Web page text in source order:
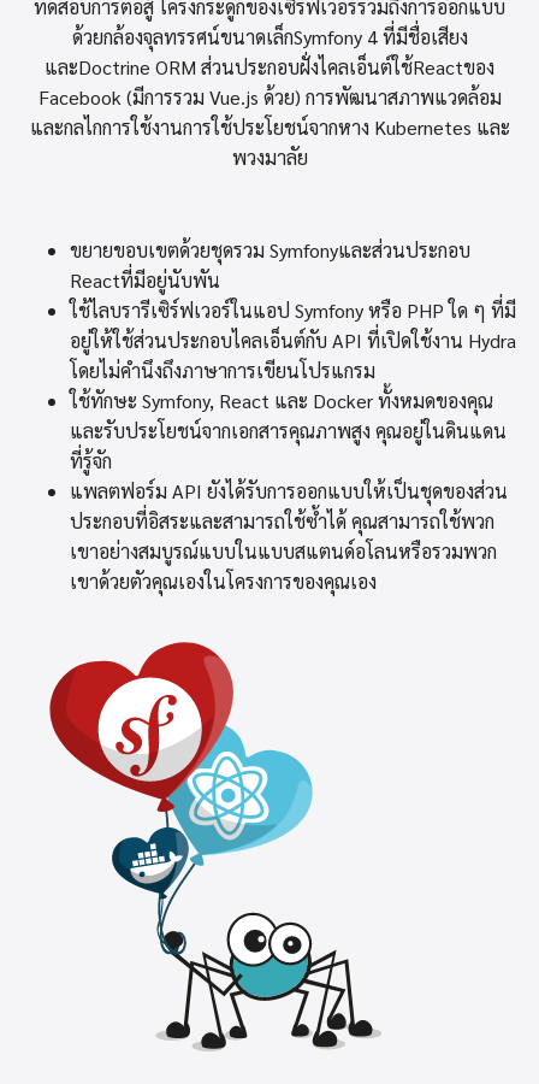
ทดสอบการต่อสู้ โครงกระดูกของเซิร์ฟเวอร์รวมถึงการออกแบบ
ด้วยกล้องจุลทรรศน์ขนาดเล็กSymfony 4 ที่มีชื่อเสียง
และDoctrine ORM ส่วนประกอบฝั่งไคลเอ็นต์ใช้Reactของ
Facebook (มีการรวม Vue.js ด้วย) การพัฒนาสภาพแวดล้อม
และกลไกการใช้งานการใช้ประโยชน์จากหาง Kubernetes และ
พวงมาลัย
ขยายขอบเขตด้วยชุดรวม Symfonyและส่วนประกอบ
Reactที่มีอยู่นับพัน
ใช้ไลบรารีเซิร์ฟเวอร์ในแอป Symfony หรือ PHP ใด ๆ ที่มี
อยู่ให้ใช้ส่วนประกอบไคลเอ็นต์กับ API ที่เปิดใช้งาน Hydra
โดยไม่คำนึงถึงภาษาการเขียนโปรแกรม
ใช้ทักษะ Symfony, React และ Docker ทั้งหมดของคุณ
และรับประโยชน์จากเอกสารคุณภาพสูง คุณอยู่ในดินแดน
ที่รู้จัก
แพลตฟอร์ม API ยังได้รับการออกแบบให้เป็นชุดของส่วน
ประกอบที่อิสระและสามารถใช้ซ้ำได้ คุณสามารถใช้พวก
เขาอย่างสมบูรณ์แบบในแบบสแตนด์อโลนหรือรวมพวก
เขาด้วยตัวคุณเองในโครงการของคุณเอง